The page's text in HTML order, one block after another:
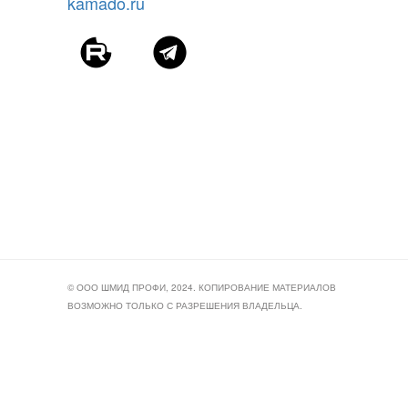
© ООО ШМИД ПРОФИ, 2024. КОПИРОВАНИЕ МАТЕРИАЛОВ
ВОЗМОЖНО ТОЛЬКО С РАЗРЕШЕНИЯ ВЛАДЕЛЬЦА.